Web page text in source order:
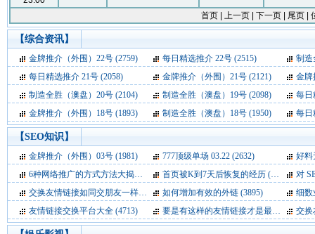
【综合资讯】
金牌推介（外围）22号 (2759) 每日精选推介 22号 (2515)
制造
每日精选推介 21号 (2058) 金牌推介（外围）21号 (2121)
金牌
制造全胜（澳盘）20号 (2104) 制造全胜（澳盘）19号 (2098)
每日
金牌推介（外围）18号 (1893) 制造全胜（澳盘）18号 (1950) 每日
【SEO知识】
金牌推介（外围）03号 (1981) 777顶级单场 03.22 (2632)
好料
6种网络推广的方式方法大揭秘
(3223)首页被K到7天后恢复的经历 (3130)
对
交换友情链接如同交朋友一样 (3904)如何增加有效的外链 (3895)
细数
友情链接交换平台大全 (4713) 要是有这样的友情链接才是最好 (4358)
交换